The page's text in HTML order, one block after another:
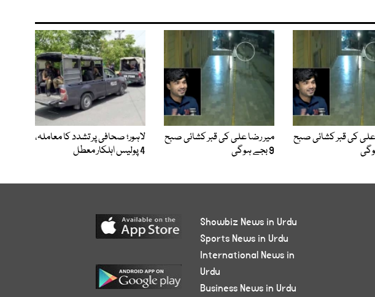
کی قبر کشائی صبح
میر رضا علی کی قبر کشائی صبح
9 بجے ہوگی
لاہور؛ صحافی پر تشدد کا معاملہ،
4 پولیس اہلکار معطل
Showbiz News in Urdu
Sports News in Urdu
International News in
Urdu
Business News in Urdu